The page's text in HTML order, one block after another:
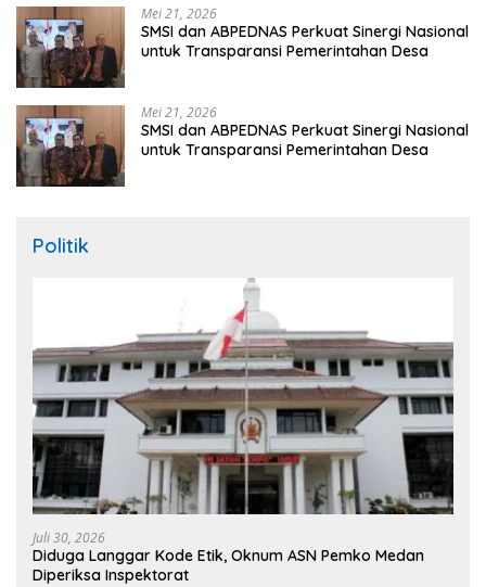
Mei 21, 2026
SMSI dan ABPEDNAS Perkuat Sinergi Nasional
untuk Transparansi Pemerintahan Desa
Mei 21, 2026
SMSI dan ABPEDNAS Perkuat Sinergi Nasional
untuk Transparansi Pemerintahan Desa
Politik
Juli 30, 2026
Diduga Langgar Kode Etik, Oknum ASN Pemko Medan
Diperiksa Inspektorat